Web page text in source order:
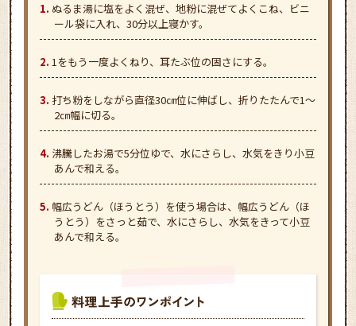
ぬるま湯に塩をよく混ぜ、地粉に混ぜてよくこね、ビニ
ール袋に入れ、30分以上寝かす。
1をもう一度よくねり、耳たぶ位の固さにする。
打ち粉をしながら直径30㎝位に伸ばし、折りたたんで1～
2㎝幅に切る。
沸騰したお湯で5分位ゆで、水にさらし、水気をきり小豆
あんで和える。
幅広うどん（ほうとう）を使う場合は、幅広うどん（ほ
うとう）をさっと茹で、水にさらし、水気をきって小豆
あんで和える。